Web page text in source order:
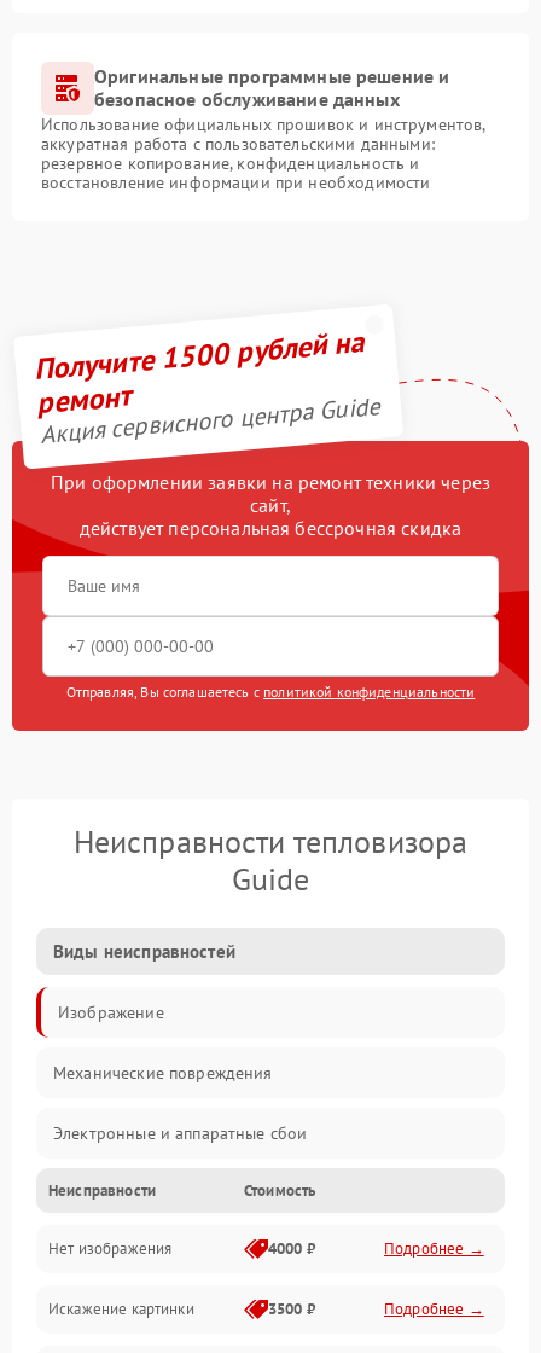
Оригинальные программные решение и
безопасное обслуживание данных
Использование официальных прошивок и инструментов,
аккуратная работа с пользовательскими данными:
резервное копирование, конфиденциальность и
восстановление информации при необходимости
Получите 1500 рублей на
ремонт
Акция сервисного центра Guide
При оформлении заявки на ремонт техники через
сайт,
действует персональная бессрочная скидка
Отправляя, Вы соглашаетесь с политикой конфиденциальности
Неисправности тепловизора
Guide
Виды неисправностей
Изображение
Механические повреждения
Электронные и аппаратные сбои
Неисправности сенсора и оптики
Программные ошибки
Электропитание
Неисправности Стоимость
Нет изображения 4000 ₽ Подробнее →
Искажение картинки 3500 ₽ Подробнее →